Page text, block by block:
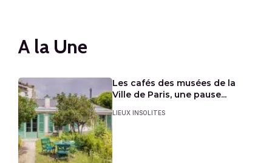
A la Une
Les cafés des musées de la
Ville de Paris, une pause...
LIEUX INSOLITES